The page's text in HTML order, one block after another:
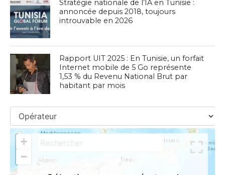
Stratégie nationale de l’IA en Tunisie :
annoncée depuis 2018, toujours
introuvable en 2026
Rapport UIT 2025 : En Tunisie, un forfait
Internet mobile de 5 Go représente
1,53 % du Revenu National Brut par
habitant par mois